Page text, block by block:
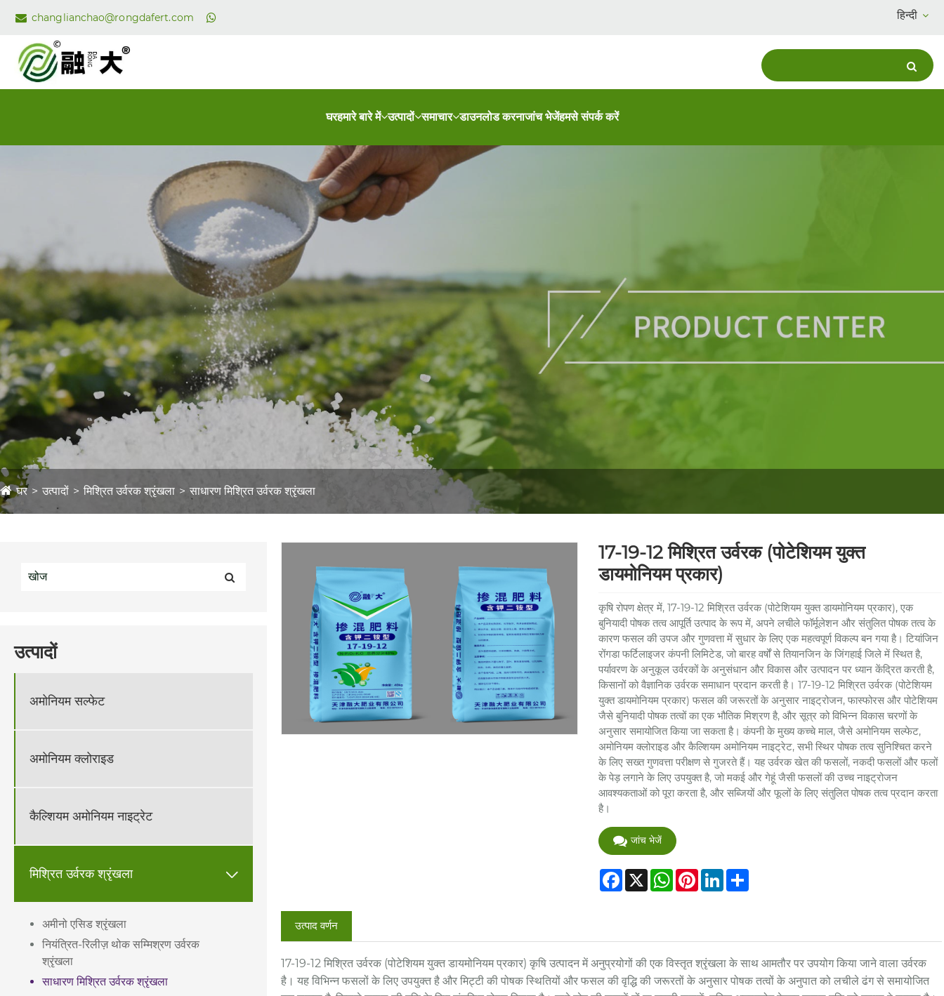
हिन्दी
changlianchao@rongdafert.com
घरहमारे बारे में उत्पादों समाचार डाउनलोड करनाजांच भेजेंहमसे संपर्क करें
घर उत्पादों मिश्रित उर्वरक श्रृंखला साधारण मिश्रित उर्वरक श्रृंखला
उत्पादों
अमोनियम सल्फेट
अमोनियम क्लोराइड
कैल्शियम अमोनियम नाइट्रेट
मिश्रित उर्वरक श्रृंखला 
अमीनो एसिड श्रृंखला
नियंत्रित-रिलीज़ थोक सम्मिश्रण उर्वरक
श्रृंखला
साधारण मिश्रित उर्वरक श्रृंखला
17-19-12 मिश्रित उर्वरक (पोटेशियम युक्त
डायमोनियम प्रकार)
कृषि रोपण क्षेत्र में, 17-19-12 मिश्रित उर्वरक (पोटेशियम युक्त डायमोनियम प्रकार), एक
बुनियादी पोषक तत्व आपूर्ति उत्पाद के रूप में, अपने लचीले फॉर्मूलेशन और संतुलित पोषक तत्व के
कारण फसल की उपज और गुणवत्ता में सुधार के लिए एक महत्वपूर्ण विकल्प बन गया है। टियांजिन
रोंगडा फर्टिलाइजर कंपनी लिमिटेड, जो बारह वर्षों से तियानजिन के जिंगहाई जिले में स्थित है,
पर्यावरण के अनुकूल उर्वरकों के अनुसंधान और विकास और उत्पादन पर ध्यान केंद्रित करती है,
किसानों को वैज्ञानिक उर्वरक समाधान प्रदान करती है। 17-19-12 मिश्रित उर्वरक (पोटेशियम
युक्त डायमोनियम प्रकार) फसल की जरूरतों के अनुसार नाइट्रोजन, फास्फोरस और पोटेशियम
जैसे बुनियादी पोषक तत्वों का एक भौतिक मिश्रण है, और सूत्र को विभिन्न विकास चरणों के
अनुसार समायोजित किया जा सकता है। कंपनी के मुख्य कच्चे माल, जैसे अमोनियम सल्फेट,
अमोनियम क्लोराइड और कैल्शियम अमोनियम नाइट्रेट, सभी स्थिर पोषक तत्व सुनिश्चित करने
के लिए सख्त गुणवत्ता परीक्षण से गुजरते हैं। यह उर्वरक खेत की फसलों, नकदी फसलों और फलों
के पेड़ लगाने के लिए उपयुक्त है, जो मकई और गेहूं जैसी फसलों की उच्च नाइट्रोजन
आवश्यकताओं को पूरा करता है, और सब्जियों और फूलों के लिए संतुलित पोषक तत्व प्रदान करता
है।
जांच भेजें
Facebook
X WhatsApp
PinterestLinkedIn
Share
उत्पाद वर्णन
17-19-12 मिश्रित उर्वरक (पोटेशियम युक्त डायमोनियम प्रकार) कृषि उत्पादन में अनुप्रयोगों की एक विस्तृत श्रृंखला के साथ आमतौर पर उपयोग किया जाने वाला उर्वरक
है। यह विभिन्न फसलों के लिए उपयुक्त है और मिट्टी की पोषक स्थितियों और फसल की वृद्धि की जरूरतों के अनुसार पोषक तत्वों के अनुपात को लचीले ढंग से समायोजित